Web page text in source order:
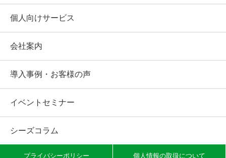
個人向けサービス
会社案内
導入事例・お客様の声
イベントセミナー
シーズコラム
プライバシーポリシー 個人情報の取扱について